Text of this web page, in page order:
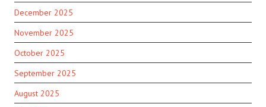
December 2025
November 2025
October 2025
September 2025
August 2025